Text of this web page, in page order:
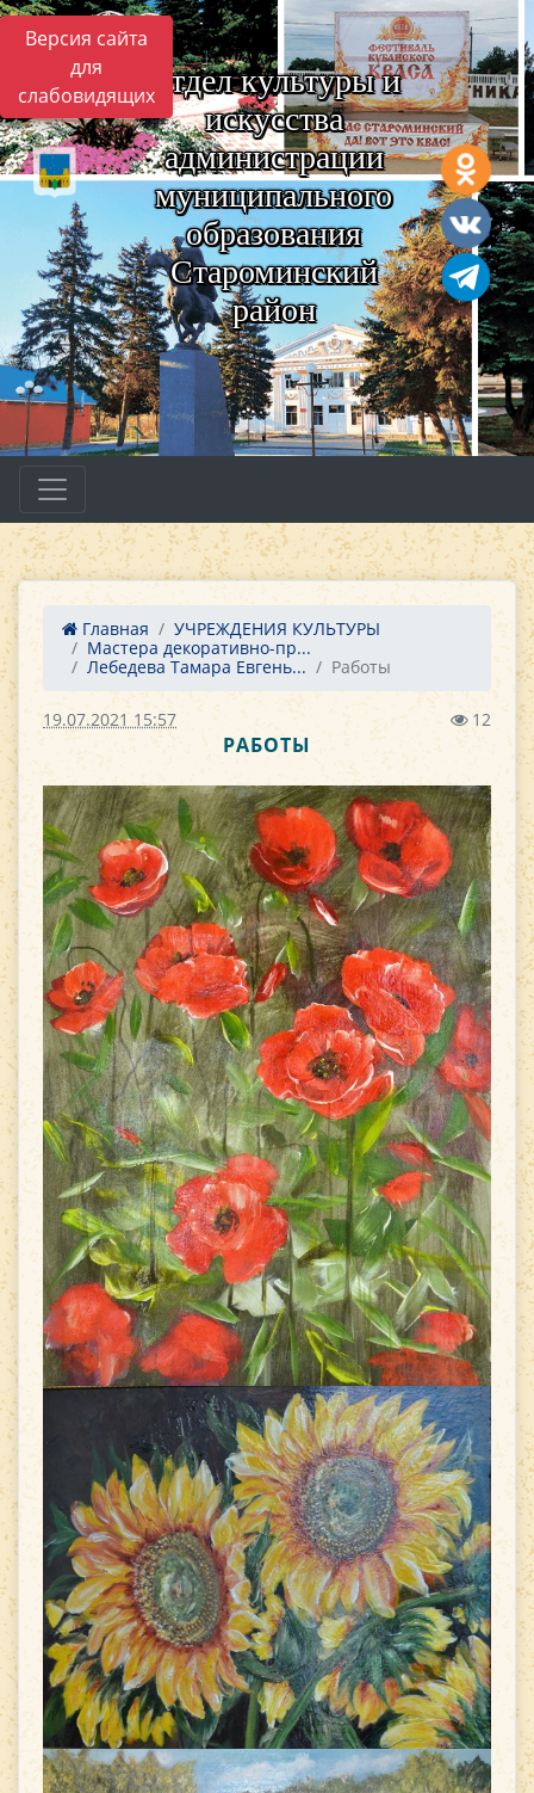
Версия сайта
для
слабовидящих Отдел культуры и
искусства
администрации
муниципального
образования
Староминский
район
Главная
УЧРЕЖДЕНИЯ КУЛЬТУРЫ
Мастера декоративно-пр...
Лебедева Тамара Евгень...
Работы
19.07.2021 15:57 12
РАБОТЫ